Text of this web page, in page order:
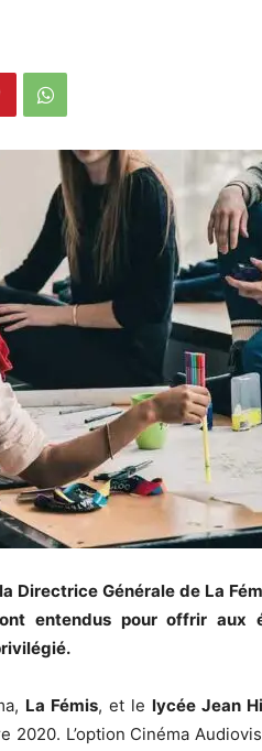
Directrice Générale de La
entendus pour offrir aux
La Fémis, et le lycée Jean
L’option Cinéma